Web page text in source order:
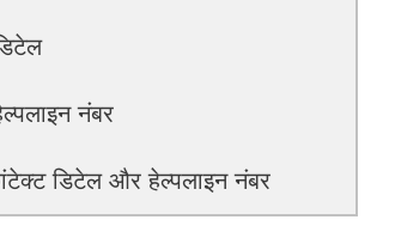
नंबर
डिटेल और हेल्पलाइन नंबर